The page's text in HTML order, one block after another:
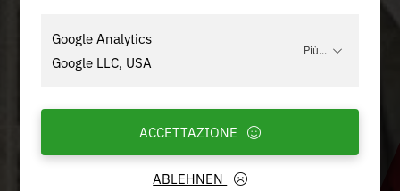
Google Analytics
Google LLC, USA
Più...
ABLEHNEN
ACCETTAZIONE